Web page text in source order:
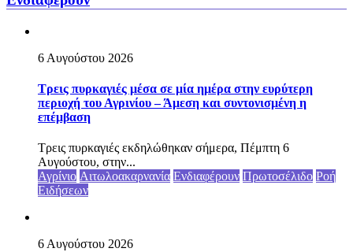
6 Αυγούστου 2026
Τρεις πυρκαγιές μέσα σε μία ημέρα στην ευρύτερη
περιοχή του Αγρινίου – Άμεση και συντονισμένη η
επέμβαση
Τρεις πυρκαγιές εκδηλώθηκαν σήμερα, Πέμπτη 6
Αυγούστου, στην...
Αγρίνιο Αιτωλοακαρνανία Ενδιαφέρουν Πρωτοσέλιδο Ροή
Ειδήσεων
6 Αυγούστου 2026